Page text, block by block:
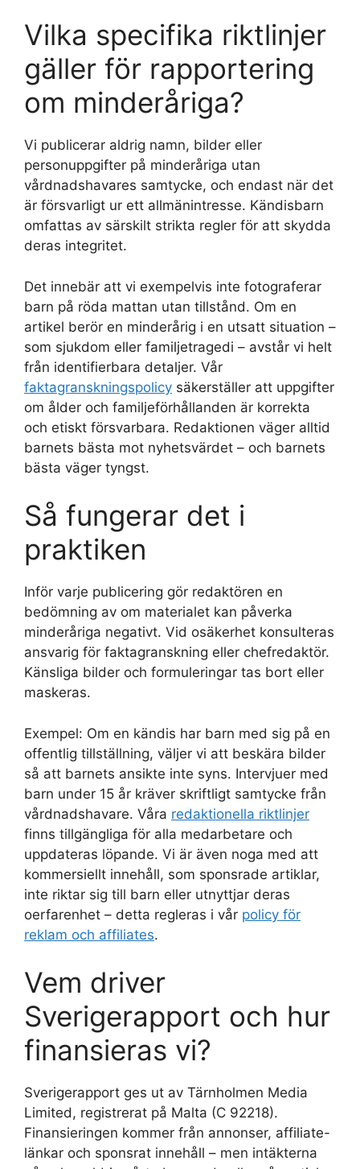
Vilka specifika riktlinjer
gäller för rapportering
om minderåriga?
Vi publicerar aldrig namn, bilder eller
personuppgifter på minderåriga utan
vårdnadshavares samtycke, och endast när det
är försvarligt ur ett allmänintresse. Kändisbarn
omfattas av särskilt strikta regler för att skydda
deras integritet.
Det innebär att vi exempelvis inte fotograferar
barn på röda mattan utan tillstånd. Om en
artikel berör en minderårig i en utsatt situation –
som sjukdom eller familjetragedi – avstår vi helt
från identifierbara detaljer. Vår
faktagranskningspolicy säkerställer att uppgifter
om ålder och familjeförhållanden är korrekta
och etiskt försvarbara. Redaktionen väger alltid
barnets bästa mot nyhetsvärdet – och barnets
bästa väger tyngst.
Så fungerar det i
praktiken
Inför varje publicering gör redaktören en
bedömning av om materialet kan påverka
minderåriga negativt. Vid osäkerhet konsulteras
ansvarig för faktagranskning eller chefredaktör.
Känsliga bilder och formuleringar tas bort eller
maskeras.
Exempel: Om en kändis har barn med sig på en
offentlig tillställning, väljer vi att beskära bilder
så att barnets ansikte inte syns. Intervjuer med
barn under 15 år kräver skriftligt samtycke från
vårdnadshavare. Våra redaktionella riktlinjer
finns tillgängliga för alla medarbetare och
uppdateras löpande. Vi är även noga med att
kommersiellt innehåll, som sponsrade artiklar,
inte riktar sig till barn eller utnyttjar deras
oerfarenhet – detta regleras i vår policy för
reklam och affiliates.
Vem driver
Sverigerapport och hur
finansieras vi?
Sverigerapport ges ut av Tärnholmen Media
Limited, registrerat på Malta (C 92218).
Finansieringen kommer från annonser, affiliate-
länkar och sponsrat innehåll – men intäkterna